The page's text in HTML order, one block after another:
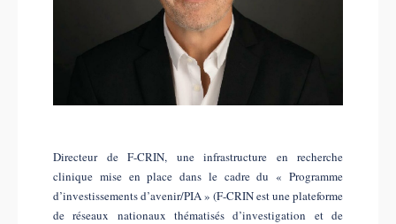
Directeur de F-CRIN, une infrastructure en recherche
clinique mise en place dans le cadre du « Programme
d’investissements d’avenir/PIA » (F-CRIN est une plateforme
de réseaux nationaux thématisés d’investigation et de